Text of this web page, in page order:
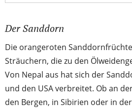
Der Sanddorn
Die orangeroten
Sträuchern, die zu den
Von Nepal aus hat sich der
und den USA verbreitet. Ob an
den Bergen, in Sibirien oder in